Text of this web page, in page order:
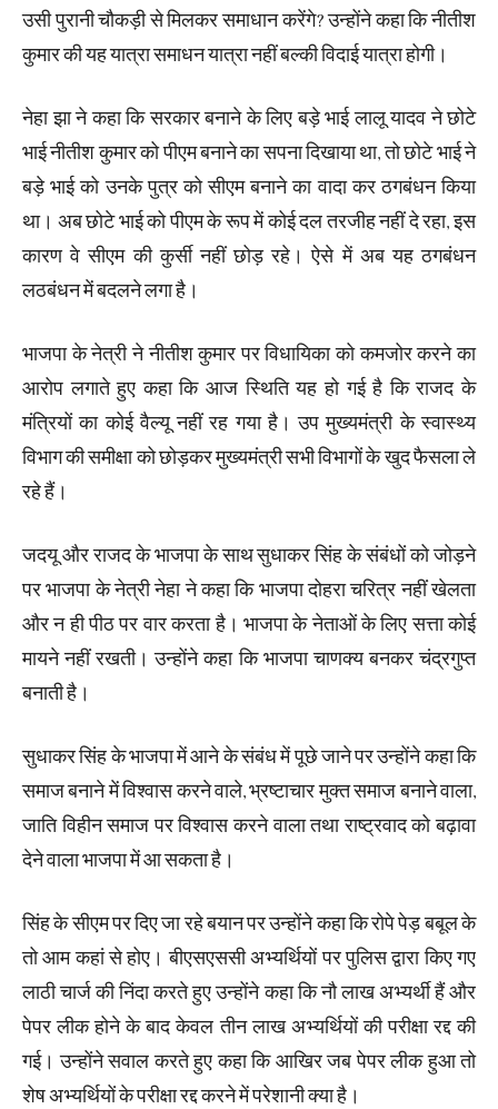
उसी पुरानी चौकड़ी से मिलकर समाधान करेंगे? उन्होंने कहा कि नीतीश
कुमार की यह यात्रा समाधन यात्रा नहीं बल्की विदाई यात्रा होगी।
नेहा झा ने कहा कि सरकार बनाने के लिए बड़े भाई लालू यादव ने छोटे
भाई नीतीश कुमार को पीएम बनाने का सपना दिखाया था, तो छोटे भाई ने
बड़े भाई को उनके पुत्र को सीएम बनाने का वादा कर ठगबंधन किया
था। अब छोटे भाई को पीएम के रूप में कोई दल तरजीह नहीं दे रहा, इस
कारण वे सीएम की कुर्सी नहीं छोड़ रहे। ऐसे में अब यह ठगबंधन
लठबंधन में बदलने लगा है।
भाजपा के नेत्री ने नीतीश कुमार पर विधायिका को कमजोर करने का
आरोप लगाते हुए कहा कि आज स्थिति यह हो गई है कि राजद के
मंत्रियों का कोई वैल्यू नहीं रह गया है। उप मुख्यमंत्री के स्वास्थ्य
विभाग की समीक्षा को छोड़कर मुख्यमंत्री सभी विभागों के खुद फैसला ले
रहे हैं।
जदयू और राजद के भाजपा के साथ सुधाकर सिंह के संबंधों को जोड़ने
पर भाजपा के नेत्री नेहा ने कहा कि भाजपा दोहरा चरित्र नहीं खेलता
और न ही पीठ पर वार करता है। भाजपा के नेताओं के लिए सत्ता कोई
मायने नहीं रखती। उन्होंने कहा कि भाजपा चाणक्य बनकर चंद्रगुप्त
बनाती है।
सुधाकर सिंह के भाजपा में आने के संबंध में पूछे जाने पर उन्होंने कहा कि
समाज बनाने में विश्वास करने वाले, भ्रष्टाचार मुक्त समाज बनाने वाला,
जाति विहीन समाज पर विश्वास करने वाला तथा राष्ट्रवाद को बढ़ावा
देने वाला भाजपा में आ सकता है।
सिंह के सीएम पर दिए जा रहे बयान पर उन्होंने कहा कि रोपे पेड़ बबूल के
तो आम कहां से होए। बीएसएससी अभ्यर्थियों पर पुलिस द्वारा किए गए
लाठी चार्ज की निंदा करते हुए उन्होंने कहा कि नौ लाख अभ्यर्थी हैं और
पेपर लीक होने के बाद केवल तीन लाख अभ्यर्थियों की परीक्षा रद्द की
गई। उन्होंने सवाल करते हुए कहा कि आखिर जब पेपर लीक हुआ तो
शेष अभ्यर्थियों के परीक्षा रद्द करने में परेशानी क्या है।